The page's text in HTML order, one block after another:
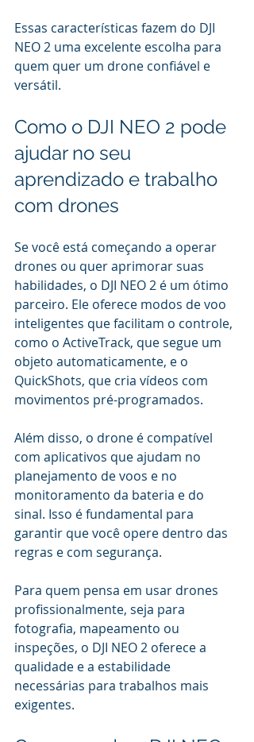
Essas características fazem do DJI
NEO 2 uma excelente escolha para
quem quer um drone confiável e
versátil.
Como o DJI NEO 2 pode
ajudar no seu
aprendizado e trabalho
com drones
Se você está começando a operar
drones ou quer aprimorar suas
habilidades, o DJI NEO 2 é um ótimo
parceiro. Ele oferece modos de voo
inteligentes que facilitam o controle,
como o ActiveTrack, que segue um
objeto automaticamente, e o
QuickShots, que cria vídeos com
movimentos pré-programados.
Além disso, o drone é compatível
com aplicativos que ajudam no
planejamento de voos e no
monitoramento da bateria e do
sinal. Isso é fundamental para
garantir que você opere dentro das
regras e com segurança.
Para quem pensa em usar drones
profissionalmente, seja para
fotografia, mapeamento ou
inspeções, o DJI NEO 2 oferece a
qualidade e a estabilidade
necessárias para trabalhos mais
exigentes.